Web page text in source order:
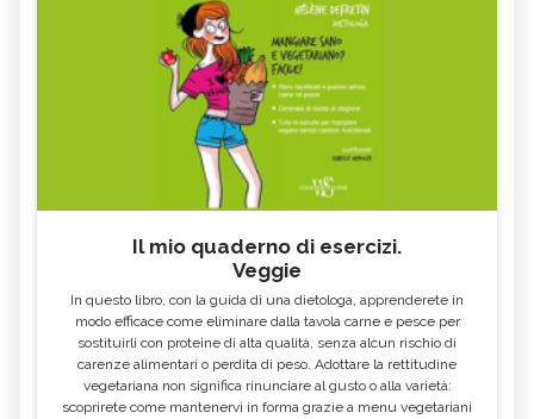
Il mio quaderno di esercizi.
Veggie
In questo libro, con la guida di una dietologa, apprenderete in
modo efficace come eliminare dalla tavola carne e pesce per
sostituirli con proteine di alta qualità, senza alcun rischio di
carenze alimentari o perdita di peso. Adottare la rettitudine
vegetariana non significa rinunciare al gusto o alla varietà:
scoprirete come mantenervi in forma grazie a menu vegetariani